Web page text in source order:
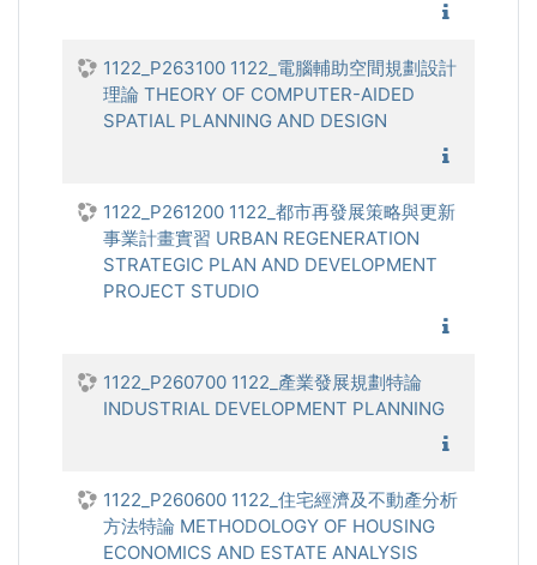
1122_P263100 1122_電腦輔助空間規劃設計
理論 THEORY OF COMPUTER-AIDED
SPATIAL PLANNING AND DESIGN
1122_P261200 1122_都市再發展策略與更新
事業計畫實習 URBAN REGENERATION
STRATEGIC PLAN AND DEVELOPMENT
PROJECT STUDIO
1122_P260700 1122_產業發展規劃特論
INDUSTRIAL DEVELOPMENT PLANNING
1122_P260600 1122_住宅經濟及不動產分析
方法特論 METHODOLOGY OF HOUSING
ECONOMICS AND ESTATE ANALYSIS